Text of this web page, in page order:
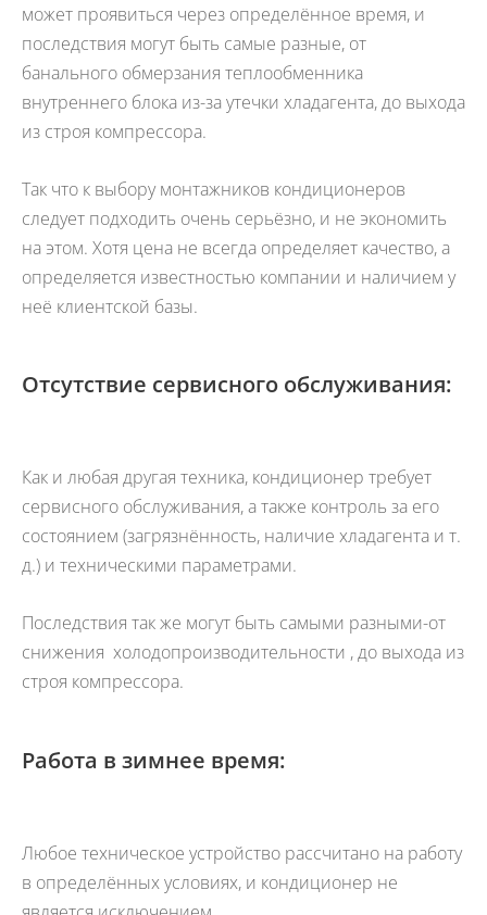
может проявиться через определённое время, и
последствия могут быть самые разные, от
банального обмерзания теплообменника
внутреннего блока из-за утечки хладагента, до выхода
из строя компрессора.
Так что к выбору монтажников кондиционеров
следует подходить очень серьёзно, и не экономить
на этом. Хотя цена не всегда определяет качество, а
определяется известностью компании и наличием у
неё клиентской базы.
Отсутствие сервисного обслуживания:
Как и любая другая техника, кондиционер требует
сервисного обслуживания, а также контроль за его
состоянием (загрязнённость, наличие хладагента и т.
д.) и техническими параметрами.
Последствия так же могут быть самыми разными-от
снижения холодопроизводительности , до выхода из
строя компрессора.
Работа в зимнее время:
Любое техническое устройство рассчитано на работу
в определённых условиях, и кондиционер не